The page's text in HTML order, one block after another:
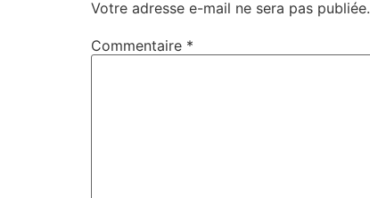
Votre adresse e-mail ne sera pas publiée.
Commentaire *